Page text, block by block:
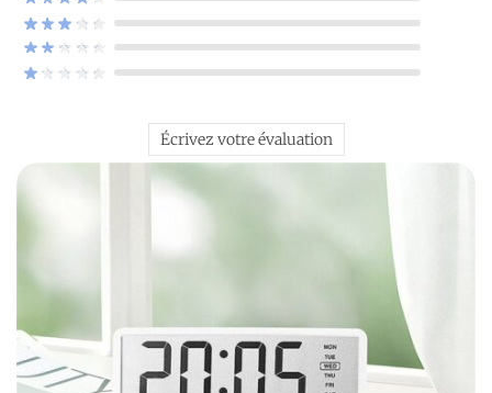
Écrivez votre évaluation